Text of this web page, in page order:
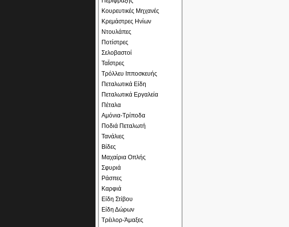
Κουρευτικές Μηχανές
Κρεμάστρες Ηνίων
Ντουλάπες
Ποτίστρες
Σελοβαστοί
ΤαΪστρες
Τρόλλευ Ιπποσκευής
Πεταλωτικά Είδη
Πεταλωτικά Εργαλεία
Πέταλα
Αμόνια-Τρίποδα
Ποδιά Πεταλωτή
Τανάλιες
Βίδες
Μαχαίρια Οπλής
Σφυριά
Ράσπες
Καρφιά
Είδη Στίβου
Είδη Δώρων
Τρέιλορ-Άμαξες